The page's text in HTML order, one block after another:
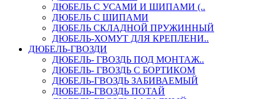
ДЮБЕЛЬ С УСАМИ И ШИПАМИ (..
ДЮБЕЛЬ С ШИПАМИ
ДЮБЕЛЬ СКЛАДНОЙ ПРУЖИННЫЙ
ДЮБЕЛЬ-ХОМУТ ДЛЯ КРЕПЛЕНИ..
ДЮБЕЛЬ-ГВОЗДИ
ДЮБЕЛЬ- ГВОЗДЬ ПОД МОНТАЖ..
ДЮБЕЛЬ- ГВОЗДЬ С БОРТИКОМ
ДЮБЕЛЬ-ГВОЗДЬ ЗАБИВАЕМЫЙ
ДЮБЕЛЬ-ГВОЗДЬ ПОТАЙ